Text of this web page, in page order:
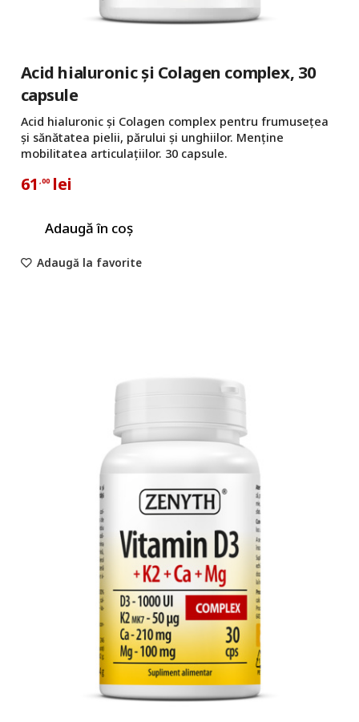
Acid hialuronic și Colagen complex, 30
capsule
Acid hialuronic și Colagen complex pentru frumusețea
și sănătatea pielii, părului și unghiilor. Menține
mobilitatea articulațiilor. 30 capsule.
61 ,00 lei
Adaugă în coș
Adaugă la favorite